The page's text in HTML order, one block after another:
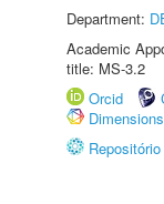
Department:
Academic
title: MS-3.2
Orcid
Dimensions